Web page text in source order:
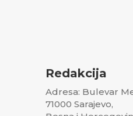
Redakcija
Adresa: Bulevar
71000 Sarajevo,